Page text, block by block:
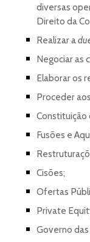
diversas
Direito da
Realizar a
Negociar as
Elaborar os
Proceder
Constituição
Fusões e
Cisões;
Ofertas
Private
Governo